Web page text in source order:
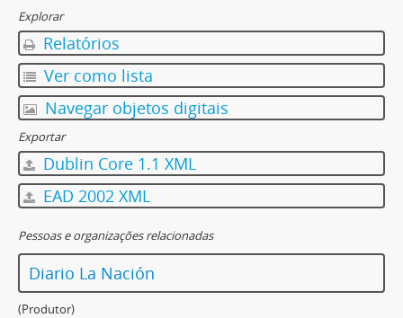
Explorar
Relatórios
Ver como lista
Navegar objetos digitais
Exportar
Dublin Core 1.1 XML
EAD 2002 XML
Pessoas e organizações relacionadas
Diario La Nación
(Produtor)